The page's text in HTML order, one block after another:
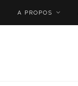
A PROPOS